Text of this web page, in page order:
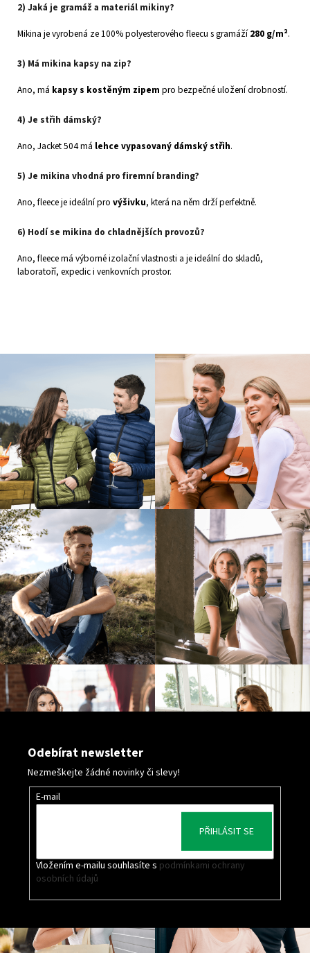
2) Jaká je gramáž a materiál mikiny?
Mikina je vyrobená ze 100% polyesterového fleecu s gramáží280 g/m².
3) Má mikina kapsy na zip?
Ano, má kapsy s kostěným zipem pro bezpečné uložení drobností.
4) Je střih dámský?
Ano, Jacket 504 má lehce vypasovaný dámský střih.
5) Je mikina vhodná pro firemní branding?
Ano, fleece je ideální pro výšivku, která na něm drží perfektně.
6) Hodí se mikina do chladnějších provozů?
Ano, fleece má výborné izolační vlastnosti a je ideální do skladů,
laboratoří, expedic i venkovních prostor.
Odebírat newsletter
Nezmeškejte žádné novinky či slevy!
E-mail
Vložením e-mailu souhlasíte s podmínkami ochrany
osobních údajů
PŘIHLÁSIT SE